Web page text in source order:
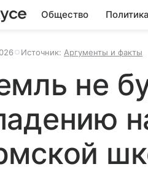
Общество Политика
Источник: Аргументы и факты
не